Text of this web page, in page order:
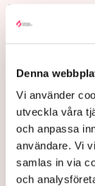
Denna
Vi använder
utveckla våra
och anpassa
användare. Vi
samlas in via
och
företagen och vill